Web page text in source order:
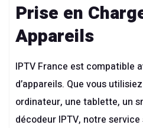
Prise en
Appareils
IPTV France est compatible
d’appareils. Que vous
ordinateur, une tablette, un
décodeur IPTV, notre service